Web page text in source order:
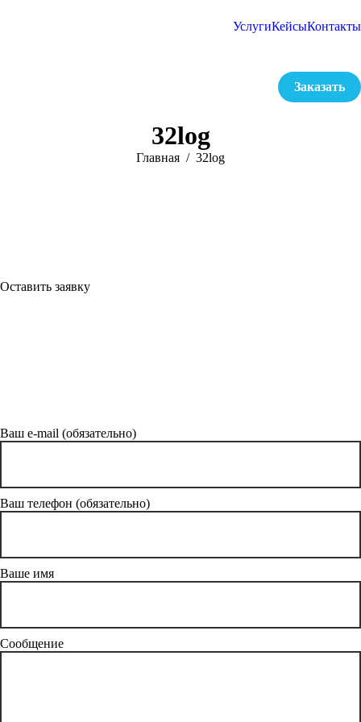
УслугиКейсыКонтакты
Заказать
32log
Главная 32log
Оставить заявку
Ваш e-mail (обязательно)
Ваш телефон (обязательно)
Ваше имя
Сообщение